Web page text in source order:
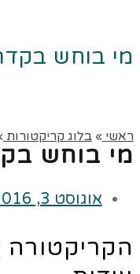
מי בוחש
ראשי » בלוג קריקטורות
מי בוחש
אוגוסט 3, 2016